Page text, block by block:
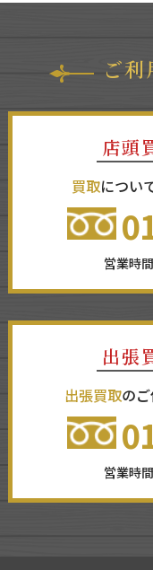
ご
店頭
買取につい
営業時
出張
出張買取の
営業時